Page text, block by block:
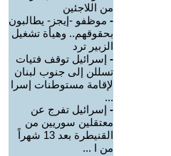
من اللاجئين
- موظفو -إيجز- يطالبون
بحقوقهم.. وهيأة تشغيل
الزبير ترد
- إسرائيل توقف فتيات
تسللن إلى جنوب لبنان
لإقامة مستوطنات إسرا
...
- إسرائيل تفرج عن
معتقلين سوريين من
القنيطرة بعد 13 شهراً
من ا ...